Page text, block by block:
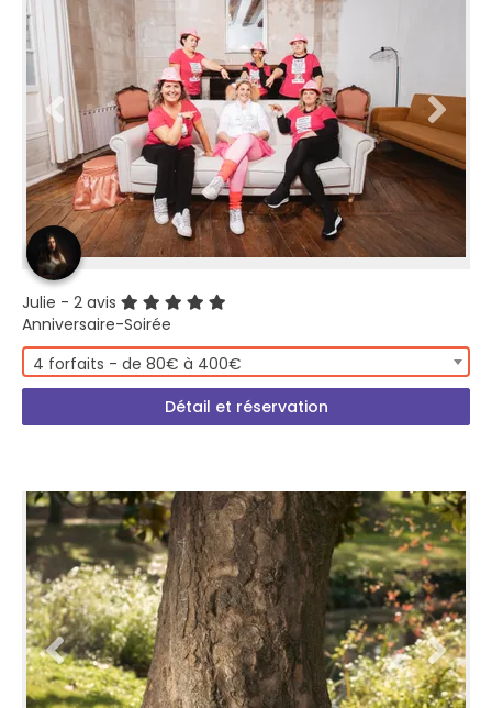
Julie - 2 avis
Anniversaire-Soirée
4 forfaits - de 80€ à 400€
Détail et réservation